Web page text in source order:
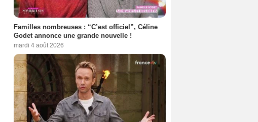
Familles nombreuses : “C’est officiel”, Céline
Godet annonce une grande nouvelle !
mardi 4 août 2026